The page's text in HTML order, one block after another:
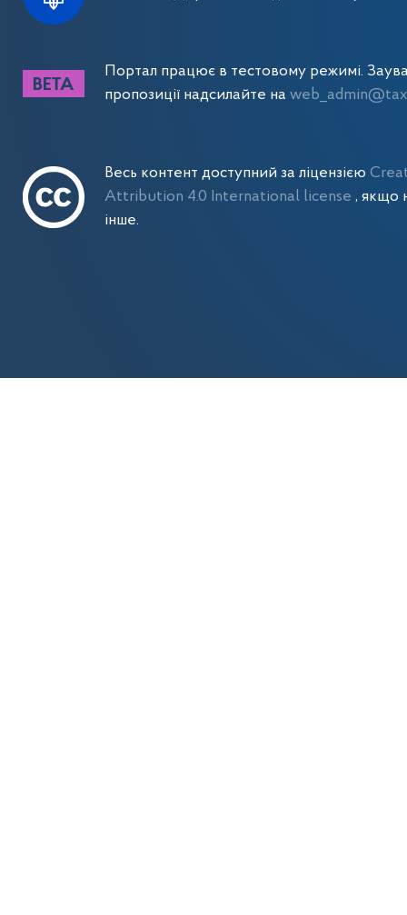
Портал працює в тестовому режимі.
пропозиції надсилайте на
Весь контент доступний за ліцензією
Attribution 4.0 International license , якщо
інше.